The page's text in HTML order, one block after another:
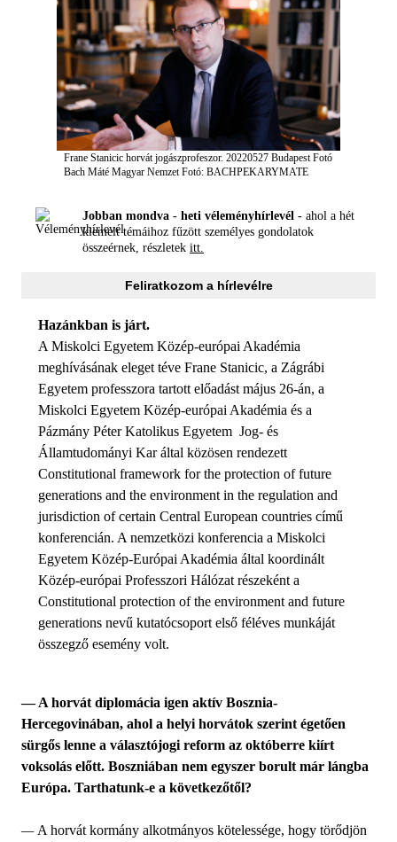
Frane Stanicic horvát jogászprofeszor. 20220527 Budapest Fotó
Bach Máté Magyar NemzetFotó: BACHPEKARYMATE
Jobban mondva - heti véleményhírlevél - ahol a hét
kiemelt témáihoz fűzött személyes gondolatok
összeérnek, részletek itt.
Feliratkozom a hírlevélre
Hazánkban is járt.
A Miskolci Egyetem Közép-európai Akadémia
meghívásának eleget téve Frane Stanicic, a Zágrábi
Egyetem professzora tartott előadást május 26-án, a
Miskolci Egyetem Közép-európai Akadémia és a
Pázmány Péter Katolikus Egyetem Jog- és
Államtudományi Kar által közösen rendezett
Constitutional framework for the protection of future
generations and the environment in the regulation and
jurisdiction of certain Central European countries című
konferencián. A nemzetközi konferencia a Miskolci
Egyetem Közép-Európai Akadémia által koordinált
Közép-európai Professzori Hálózat részeként a
Constitutional protection of the environment and future
generations nevű kutatócsoport első féléves munkáját
összegző esemény volt.
— A horvát diplomácia igen aktív Bosznia-
Hercegovinában, ahol a helyi horvátok szerint égetően
sürgős lenne a választójogi reform az októberre kiírt
voksolás előtt. Boszniában nem egyszer borult már lángba
Európa. Tarthatunk-e a következőtől?
— A horvát kormány alkotmányos kötelessége, hogy törődjön